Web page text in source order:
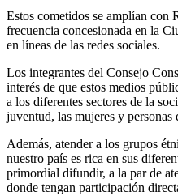
Estos cometidos se amplían con
frecuencia concesionada en la
en líneas de las redes sociales.
Los integrantes del Consejo
interés de que estos medios
a los diferentes sectores de la
juventud, las mujeres y personas
Además, atender a los grupos
nuestro país es rica en sus
primordial difundir, a la par de
donde tengan participación